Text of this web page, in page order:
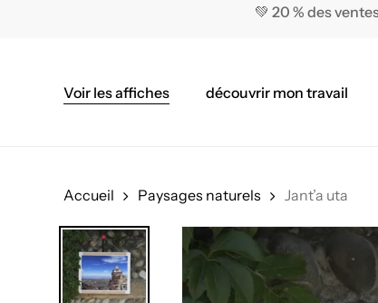
💚 20 % des
Voir les affiches découvrir mon travail
Accueil Paysages naturels Jant’a uta